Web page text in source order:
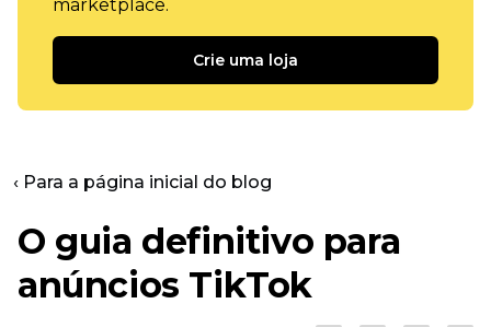
marketplace.
Crie uma loja
‹ Para a página inicial do blog
O guia definitivo para
anúncios TikTok